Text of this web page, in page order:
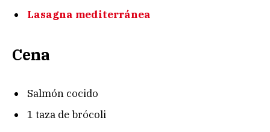
Lasagna mediterránea
Cena
Salmón cocido
1 taza de brócoli